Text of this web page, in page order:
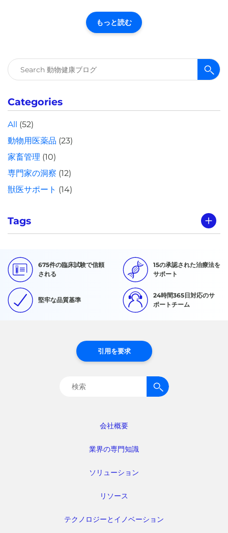
もっと読む
検
索:
Categories
All (52)
動物用医薬品 (23)
家畜管理 (10)
専門家の洞察 (12)
獣医サポート (14)
Tags
675件の臨床試験で信頼
される
15の承認された治療法を
サポート
堅牢な品質基準
24時間365日対応のサ
ポートチーム
会社概要
業界の専門知識
ソリューション
リソース
テクノロジーとイノベーション
引用を要求
検